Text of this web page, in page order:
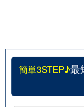
簡単3STEP♪最